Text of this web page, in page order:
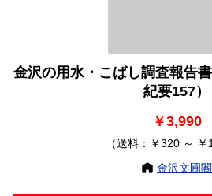
金沢の用水・こばし調査報告
紀要157）
￥3,990
（送料：￥320 ～ ￥
金沢文圃閣